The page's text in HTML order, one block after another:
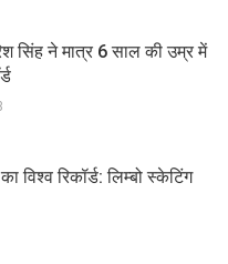
सिंह ने मात्र 6 साल की उम्र में
विश्व रिकॉर्ड: लिम्बो स्केटिंग